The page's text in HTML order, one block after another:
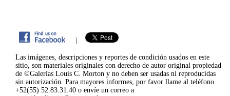
|
Las imágenes, descripciones y reportes de condición usados en este
sitio, son materiales originales con derecho de autor original propiedad
de ©Galerías Louis C. Morton y no deben ser usadas ni reproducidas
sin autorización. Para mayores informes, por favor llame al teléfono
+52(55) 52.83.31.40 o envíe un correo a